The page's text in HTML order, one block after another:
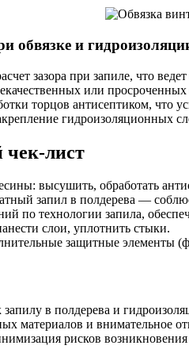
обвязке и
зазора при запиле, что
или
торцов антисептиком, что
гидроизоляционных
чек-лист
высушить, обработать
запил в полдерева —
по технологии запила,
слои, уплотнить стыки.
защитные элементы
в полдерева и
материалов и внимательное
рисков